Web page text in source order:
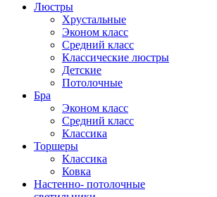
Люстры
Хрустальные
Эконом класс
Средний класс
Классические люстры
Детские
Потолочные
Бра
Эконом класс
Средний класс
Классика
Торшеры
Классика
Ковка
Настенно- потолочные